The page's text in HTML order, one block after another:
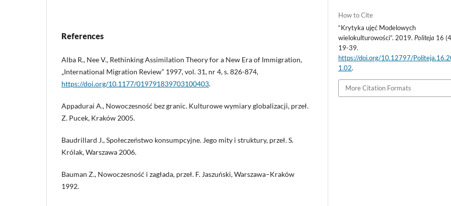
References
Alba R., Nee V., Rethinking Assimilation Theory for a New Era of Immigration,
„International Migration Review” 1997, vol. 31, nr 4, s. 826-874,
https://doi.org/10.1177/019791839703100403.
Appadurai A., Nowoczesność bez granic. Kulturowe wymiary globalizacji, przeł.
Z. Pucek, Kraków 2005.
Baudrillard J., Społeczeństwo konsumpcyjne. Jego mity i struktury, przeł. S.
Królak, Warszawa 2006.
Bauman Z., Nowoczesność i zagłada, przeł. F. Jaszuński, Warszawa–Kraków
1992.
How to Cite
“Krytyka ujęć Modelowych
wielokulturowości”. 2019. Politeja 16
19-39.
https://doi.org/10.12797/
1.02.
More Citation Formats